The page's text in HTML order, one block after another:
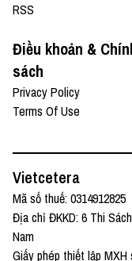
RSS
Điều khoản &
sách
Privacy Policy
Terms Of Use
Vietcetera
Mã số thuế: 0314912825
Địa chỉ ĐKKD: 6 Thi
Nam
Giấy phép thiết lập